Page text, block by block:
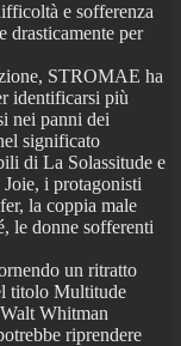
e sofferenza
drasticamente per
STROMAE ha
identificarsi più
nei panni dei
significato
di La Solassitude e
i protagonisti
la coppia male
le donne sofferenti
un ritratto
titolo Multitude
Whitman
riprendere